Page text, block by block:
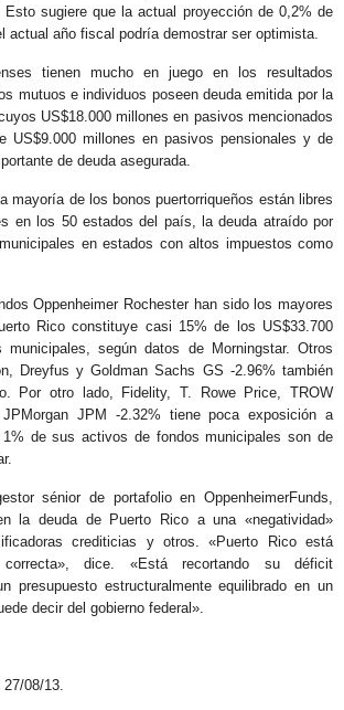
sugiere que la actual proyección de 0,2% de
actual año fiscal podría demostrar ser optimista.
tienen mucho en juego en los resultados
mutuos e individuos poseen deuda emitida por la
US$18.000 millones en pasivos mencionados
US$9.000 millones en pasivos pensionales y de
de deuda asegurada.
mayoría de los bonos puertorriqueños están libres
en los 50 estados del país, la deuda atraído por
en estados con altos impuestos como
Oppenheimer Rochester han sido los mayores
Rico constituye casi 15% de los US$33.700
según datos de Morningstar. Otros
Dreyfus y Goldman Sachs GS -2.96% también
Por otro lado, Fidelity, T. Rowe Price, TROW
JPM -2.32% tiene poca exposición a
de sus activos de fondos municipales son de
sénior de portafolio en OppenheimerFunds,
la deuda de Puerto Rico a una «negatividad»
crediticias y otros. «Puerto Rico está
dice. «Está recortando su déficit
presupuesto estructuralmente equilibrado en un
decir del gobierno federal».
08/13.